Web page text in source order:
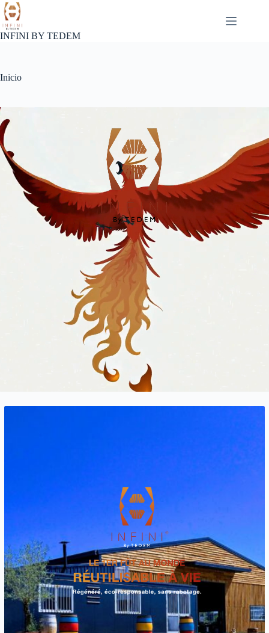
Passer
au
contenu
INFINI BY TEDEM
Inicio